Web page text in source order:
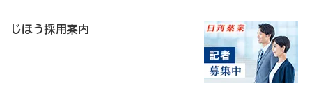
じほう採用案内